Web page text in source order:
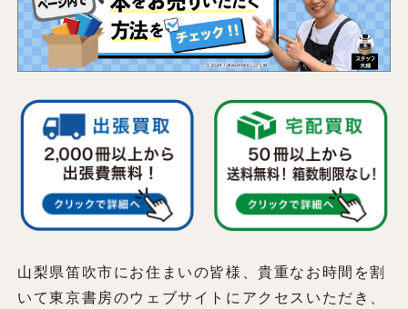
山梨県笛吹市にお住まいの皆様、貴重なお時間を割
いて東京書房のウェブサイトにアクセスいただき、